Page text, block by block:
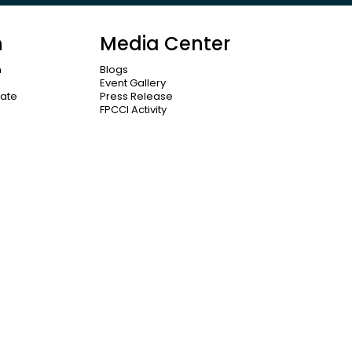
Media Center
Blogs
Event Gallery
Press Release
FPCCI Activity